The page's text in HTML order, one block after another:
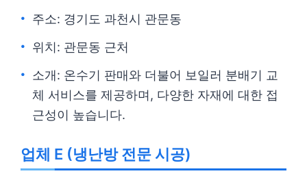
주소: 경기도 과천시 관문동
위치: 관문동 근처
소개: 온수기 판매와 더불어 보일러 분배기 교
체 서비스를 제공하며, 다양한 자재에 대한 접
근성이 높습니다.
업체 E (냉난방 전문 시공)